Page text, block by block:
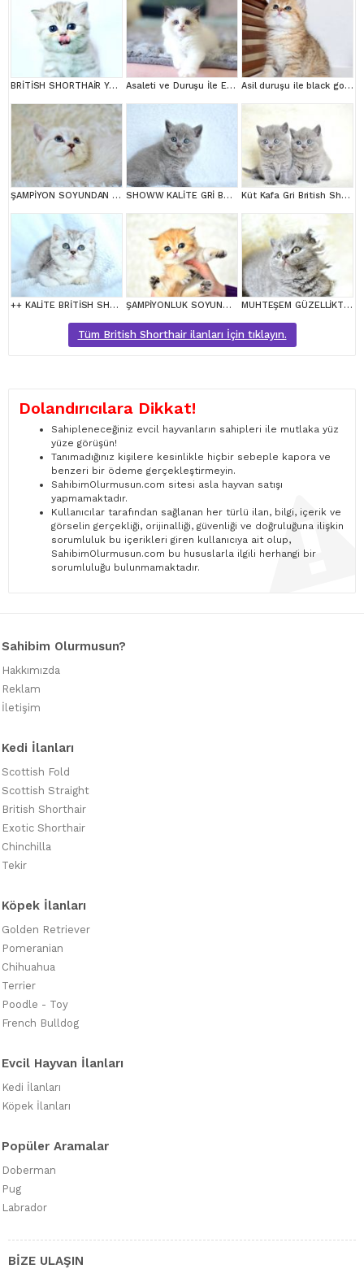
BRİTİSH SHORTHAİR YAVRUMUZ Asaleti ve Duruşu İle Eşsiz Güzellikte Ragdoll Asil duruşu ile black golden british shortair
ŞAMPİYON SOYUNDAN LYNX BRİTİSH SHORTHAİR SHOWW KALİTE GRİ BRİTİSH SHORTHAİR YAVRUMUZ Küt Kafa Gri British Shorthair
++ KALİTE BRİTİSH SHORTHAİR ŞAMPİYONLUK SOYUNDAN NY11 GOLDEN BRİTİSH SHORTHAİR MUHTEŞEM GÜZELLİKTE GRİ BRİTİSH
Tüm British Shorthair ilanları İçin tıklayın.
Dolandırıcılara Dikkat!
Sahipleneceğiniz evcil hayvanların sahipleri ile mutlaka yüz
yüze görüşün!
Tanımadığınız kişilere kesinlikle hiçbir sebeple kapora ve
benzeri bir ödeme gerçekleştirmeyin.
SahibimOlurmusun.com sitesi asla hayvan satışı
yapmamaktadır.
Kullanıcılar tarafından sağlanan her türlü ilan, bilgi, içerik ve
görselin gerçekliği, orijinalliği, güvenliği ve doğruluğuna ilişkin
sorumluluk bu içerikleri giren kullanıcıya ait olup,
SahibimOlurmusun.com bu hususlarla ilgili herhangi bir
sorumluluğu bulunmamaktadır.
Sahibim Olurmusun?
Hakkımızda
Reklam
İletişim
Kedi İlanları
Scottish Fold
Scottish Straight
British Shorthair
Exotic Shorthair
Chinchilla
Tekir
Köpek İlanları
Golden Retriever
Pomeranian
Chihuahua
Terrier
Poodle - Toy
French Bulldog
Evcil Hayvan İlanları
Kedi İlanları
Köpek İlanları
Popüler Aramalar
Doberman
Pug
Labrador
BİZE ULAŞIN